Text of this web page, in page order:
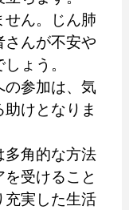
せん。じん肺
さんが不安や
ょう。
の参加は、気
けとなりま
多角的な方法
受けること
充実した生活